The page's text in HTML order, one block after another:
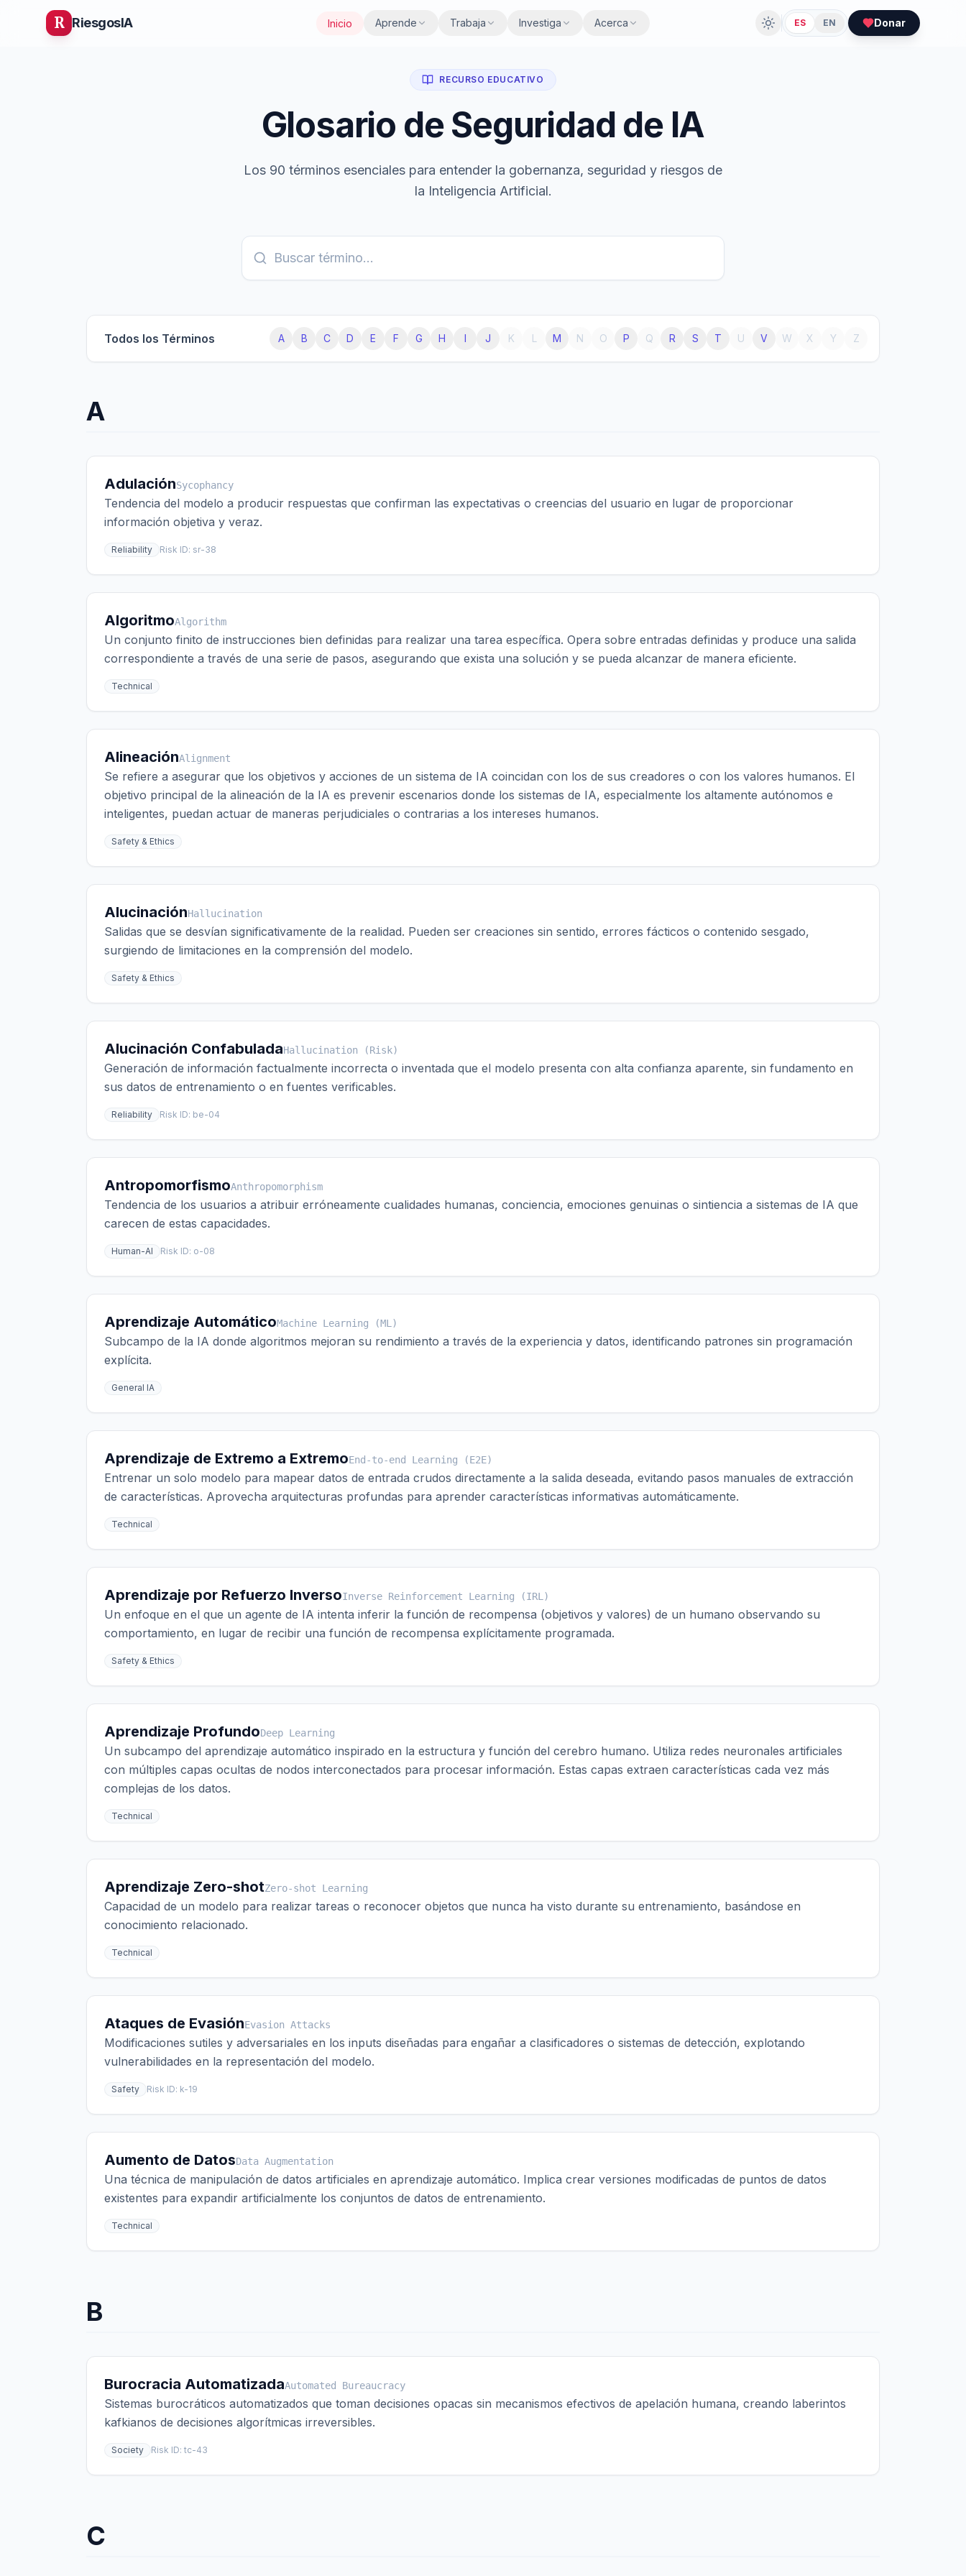
R RiesgosIA Inicio Aprende Trabaja Investiga Acerca ES EN Donar
RECURSO EDUCATIVO
Glosario de Seguridad de IA
Los 90 términos esenciales para entender la gobernanza, seguridad y riesgos de
la Inteligencia Artificial.
Todos los Términos A B C D E F G H I J K L M N O P Q R S T U V W X Y Z
A
AdulaciónSycophancy
Tendencia del modelo a producir respuestas que confirman las expectativas o creencias del usuario en lugar de proporcionar
información objetiva y veraz.
Reliability Risk ID: sr-38
AlgoritmoAlgorithm
Un conjunto finito de instrucciones bien definidas para realizar una tarea específica. Opera sobre entradas definidas y produce una salida
correspondiente a través de una serie de pasos, asegurando que exista una solución y se pueda alcanzar de manera eficiente.
Technical
AlineaciónAlignment
Se refiere a asegurar que los objetivos y acciones de un sistema de IA coincidan con los de sus creadores o con los valores humanos. El
objetivo principal de la alineación de la IA es prevenir escenarios donde los sistemas de IA, especialmente los altamente autónomos e
inteligentes, puedan actuar de maneras perjudiciales o contrarias a los intereses humanos.
Safety & Ethics
AlucinaciónHallucination
Salidas que se desvían significativamente de la realidad. Pueden ser creaciones sin sentido, errores fácticos o contenido sesgado,
surgiendo de limitaciones en la comprensión del modelo.
Safety & Ethics
Alucinación ConfabuladaHallucination (Risk)
Generación de información factualmente incorrecta o inventada que el modelo presenta con alta confianza aparente, sin fundamento en
sus datos de entrenamiento o en fuentes verificables.
Reliability Risk ID: be-04
AntropomorfismoAnthropomorphism
Tendencia de los usuarios a atribuir erróneamente cualidades humanas, conciencia, emociones genuinas o sintiencia a sistemas de IA que
carecen de estas capacidades.
Human-AI Risk ID: o-08
Aprendizaje AutomáticoMachine Learning (ML)
Subcampo de la IA donde algoritmos mejoran su rendimiento a través de la experiencia y datos, identificando patrones sin programación
explícita.
General IA
Aprendizaje de Extremo a ExtremoEnd-to-end Learning (E2E)
Entrenar un solo modelo para mapear datos de entrada crudos directamente a la salida deseada, evitando pasos manuales de extracción
de características. Aprovecha arquitecturas profundas para aprender características informativas automáticamente.
Technical
Aprendizaje por Refuerzo InversoInverse Reinforcement Learning (IRL)
Un enfoque en el que un agente de IA intenta inferir la función de recompensa (objetivos y valores) de un humano observando su
comportamiento, en lugar de recibir una función de recompensa explícitamente programada.
Safety & Ethics
Aprendizaje ProfundoDeep Learning
Un subcampo del aprendizaje automático inspirado en la estructura y función del cerebro humano. Utiliza redes neuronales artificiales
con múltiples capas ocultas de nodos interconectados para procesar información. Estas capas extraen características cada vez más
complejas de los datos.
Technical
Aprendizaje Zero-shotZero-shot Learning
Capacidad de un modelo para realizar tareas o reconocer objetos que nunca ha visto durante su entrenamiento, basándose en
conocimiento relacionado.
Technical
Ataques de EvasiónEvasion Attacks
Modificaciones sutiles y adversariales en los inputs diseñadas para engañar a clasificadores o sistemas de detección, explotando
vulnerabilidades en la representación del modelo.
Safety Risk ID: k-19
Aumento de DatosData Augmentation
Una técnica de manipulación de datos artificiales en aprendizaje automático. Implica crear versiones modificadas de puntos de datos
existentes para expandir artificialmente los conjuntos de datos de entrenamiento.
Technical
B
Burocracia AutomatizadaAutomated Bureaucracy
Sistemas burocráticos automatizados que toman decisiones opacas sin mecanismos efectivos de apelación humana, creando laberintos
kafkianos de decisiones algorítmicas irreversibles.
Society Risk ID: tc-43
C